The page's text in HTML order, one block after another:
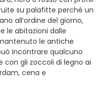
su palafitte perché un
all’ordine del giorno,
le abitazioni dalle
le antiche
incontrare qualcuno
con gli zoccoli di legno ai
cena e